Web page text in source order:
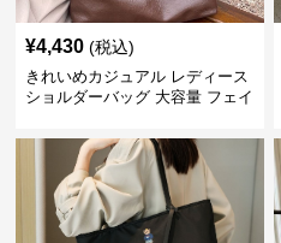
¥4,430 (税込)
きれいめカジュアル レディース
ショルダーバッグ 大容量 フェイ
2WAY ヴィンテージ風